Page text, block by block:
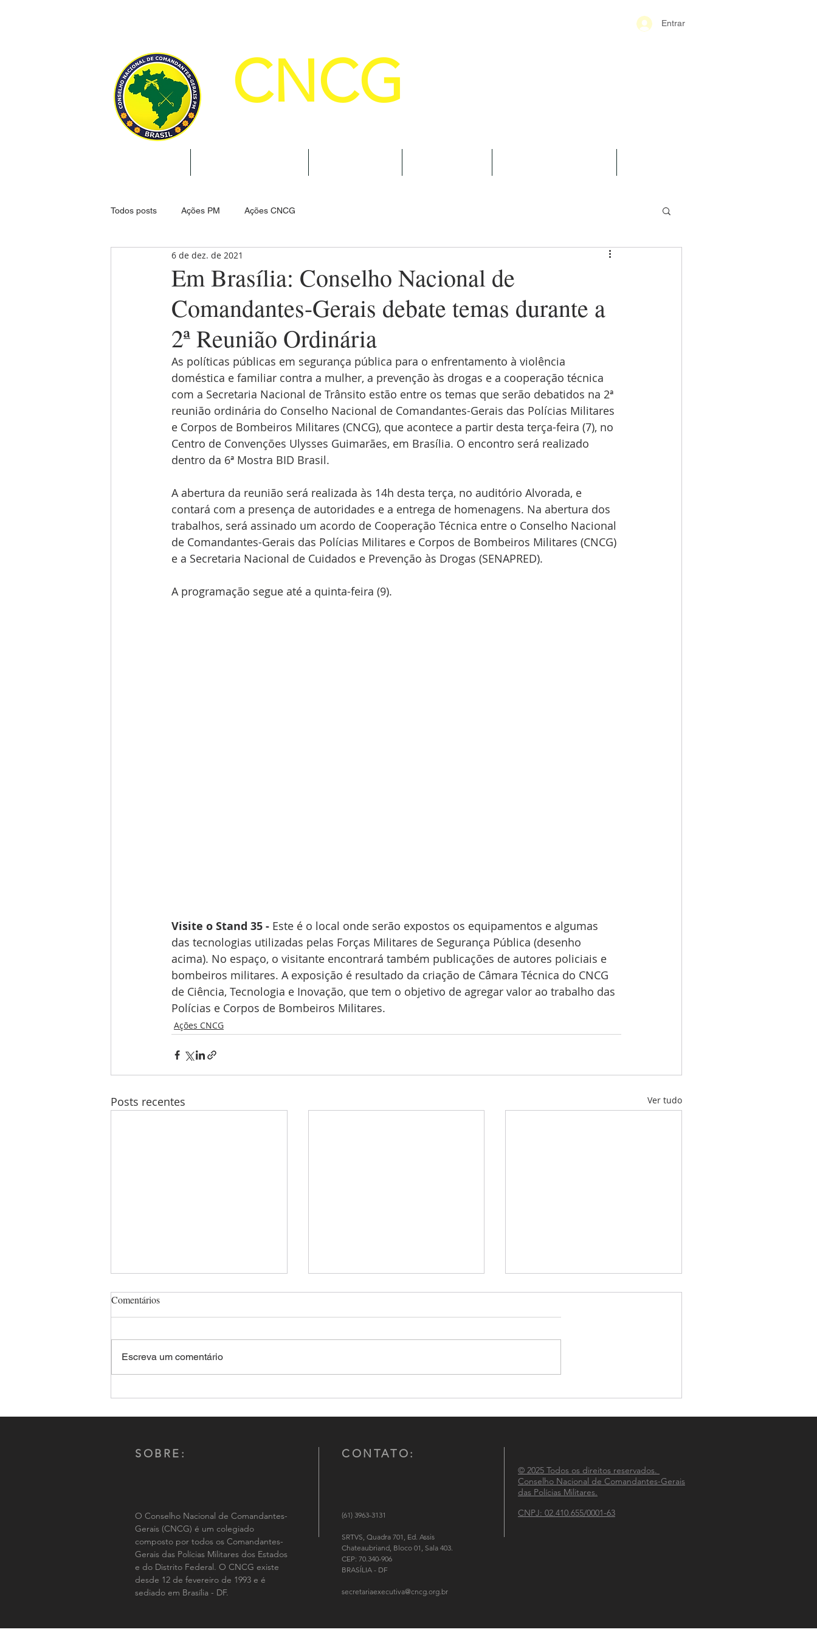
Entrar
CNCG
Todos posts Ações PM Ações CNCG
Em Brasília: Conselho Nacional de
Comandantes-Gerais debate temas durante a
2ª Reunião Ordinária
6 de dez. de 2021
As políticas públicas em segurança pública para o enfrentamento à violência
doméstica e familiar contra a mulher, a prevenção às drogas e a cooperação técnica
com a Secretaria Nacional de Trânsito estão entre os temas que serão debatidos na 2ª
reunião ordinária do Conselho Nacional de Comandantes-Gerais das Polícias Militares
e Corpos de Bombeiros Militares (CNCG), que acontece a partir desta terça-feira (7), no
Centro de Convenções Ulysses Guimarães, em Brasília. O encontro será realizado
dentro da 6ª Mostra BID Brasil.
A abertura da reunião será realizada às 14h desta terça, no auditório Alvorada, e
contará com a presença de autoridades e a entrega de homenagens. Na abertura dos
trabalhos, será assinado um acordo de Cooperação Técnica entre o Conselho Nacional
de Comandantes-Gerais das Polícias Militares e Corpos de Bombeiros Militares (CNCG)
e a Secretaria Nacional de Cuidados e Prevenção às Drogas (SENAPRED).
A programação segue até a quinta-feira (9).
Visite o Stand 35 - Este é o local onde serão expostos os equipamentos e algumas
das tecnologias utilizadas pelas Forças Militares de Segurança Pública (desenho
acima). No espaço, o visitante encontrará também publicações de autores policiais e
bombeiros militares. A exposição é resultado da criação de Câmara Técnica do CNCG
de Ciência, Tecnologia e Inovação, que tem o objetivo de agregar valor ao trabalho das
Polícias e Corpos de Bombeiros Militares.
Ações CNCG
Posts recentes Ver tudo
Comentários
Escreva um comentário
SOBRE:
O Conselho Nacional de Comandantes-
Gerais (CNCG) é um colegiado
composto por todos os Comandantes-
Gerais das Polícias Militares dos Estados
e do Distrito Federal. O CNCG existe
desde 12 de fevereiro de 1993 e é
sediado em Brasília - DF.
CONTATO:
(61) 3963-3131
SRTVS, Quadra 701, Ed. Assis
Chateaubriand, Bloco 01, Sala 403.
CEP: 70.340-906
BRASÍLIA - DF
secretariaexecutiva@cncg.org.br
© 2025 Todos os direitos reservados.
Conselho Nacional de Comandantes-Gerais
das Polícias Militares.
CNPJ: 02.410.655/0001-63